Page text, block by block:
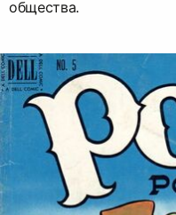
общества.